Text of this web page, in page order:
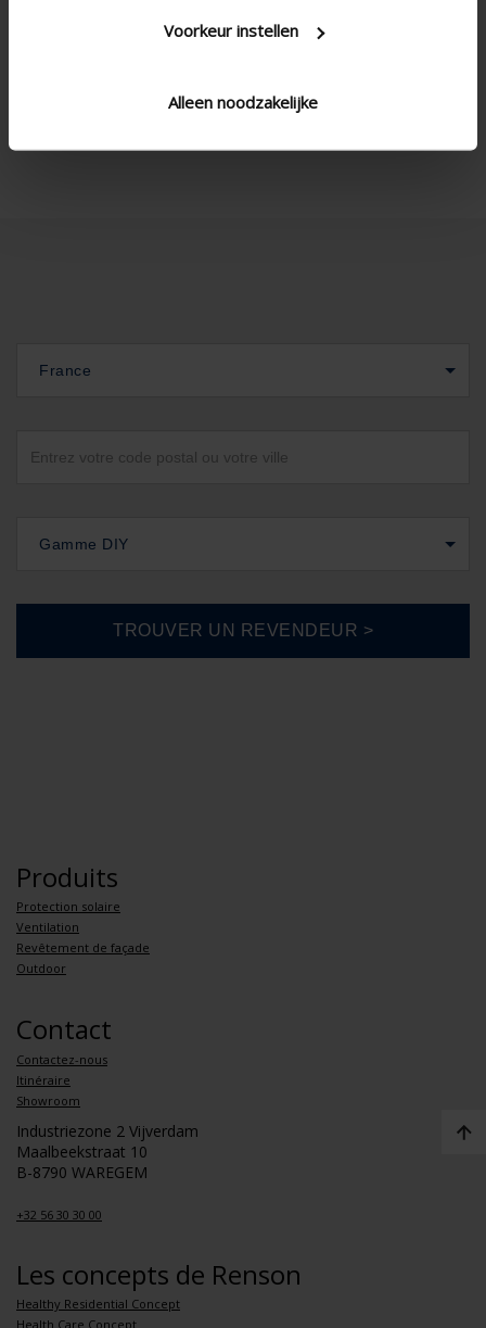
Voorkeur instellen
Alleen noodzakelijke
France
Gamme DIY
Produits
Protection solaire
Ventilation
Revêtement de façade
Outdoor
Contact
Contactez-nous
Itinéraire
Showroom
Industriezone 2 Vijverdam
Maalbeekstraat 10
B-8790 WAREGEM
+32 56 30 30 00
Les concepts de Renson
Healthy Residential Concept
Health Care Concept